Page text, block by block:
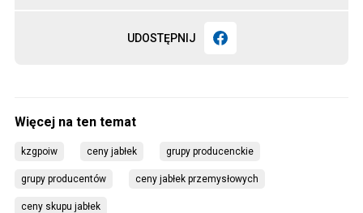
UDOSTĘPNIJ
kzgpoiw ceny jabłek grupy producenckie
grupy producentów ceny jabłek przemysłowych
ceny skupu jabłek